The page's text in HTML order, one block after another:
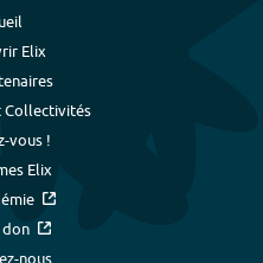
Elix
Collectivités
vous !
Elix
don
nous